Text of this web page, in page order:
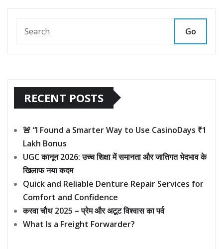
Go
RECENT POSTS
🚨 “I Found a Smarter Way to Use CasinoDays ₹1
Lakh Bonus
UGC कानून 2026: उच्च शिक्षा में समानता और जातिगत भेदभाव के
खिलाफ नया कदम
Quick and Reliable Denture Repair Services for
Comfort and Confidence
करवा चौथ 2025 – प्रेम और अटूट विश्वास का पर्व
What Is a Freight Forwarder?